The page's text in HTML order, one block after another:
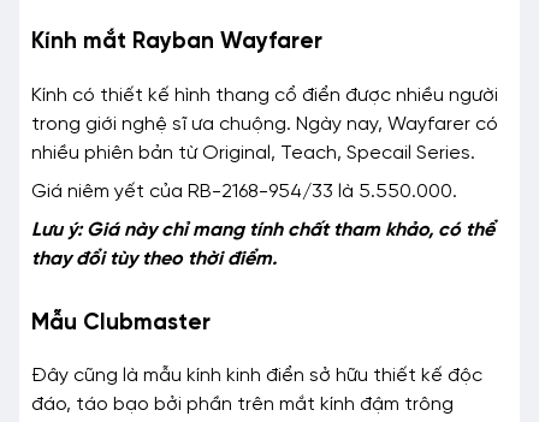
Kính mắt Rayban Wayfarer
Kính có thiết kế hình thang cổ điển được nhiều người
trong giới nghệ sĩ ưa chuộng. Ngày nay, Wayfarer có
nhiều phiên bản từ Original, Teach, Specail Series.
Giá niêm yết của RB-2168-954/33 là 5.550.000.
Lưu ý: Giá này chỉ mang tính chất tham khảo, có thể
thay đổi tùy theo thời điểm.
Mẫu Clubmaster
Đây cũng là mẫu kính kinh điển sở hữu thiết kế độc
đáo, táo bạo bởi phần trên mắt kính đậm trông